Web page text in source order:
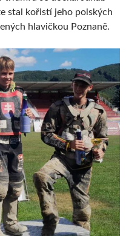
stal kořistí jeho polských
hlavičkou Poznaně.